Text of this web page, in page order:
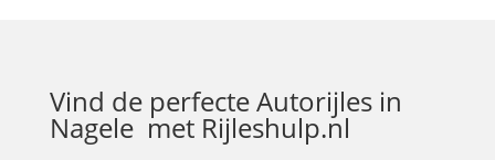
Vind de perfecteAutorijles in
Nagele met Rijleshulp.nl